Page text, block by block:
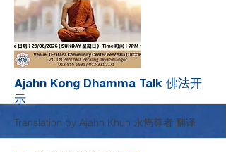
Ajahn Kong Dhamma Talk 佛法开
示
Translation by Ajahn Khun 永雋尊者 翻译